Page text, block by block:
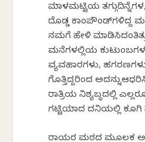
ಮಾಳಮಟ್ಟಿಯ
ದೊಡ್ಡ ಕಾಂಪೌಂಡ್‌ಗಳಿದ್ದ
ನಮಗೆ ಹೇಳಿ
ಮನೆಗಳಲ್ಲಿಯ
ವ್ಯವಹಾರಗಳು,
ಗೊತ್ತಿದ್ದರಿಂದ
ರಾತ್ರಿಯ ನಿಶ್ಯಬ್ಧದಲ್ಲಿ
ಗಟ್ಟಿಯಾದ ದನಿಯಲ್ಲಿ ಕೂಗಿ
ರಾಯರ ಮಠದ ಮೂಲಕ